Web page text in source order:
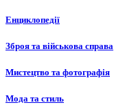
Енциклопедії
Зброя та військова справа
Мистецтво та фотографія
Мода та стиль